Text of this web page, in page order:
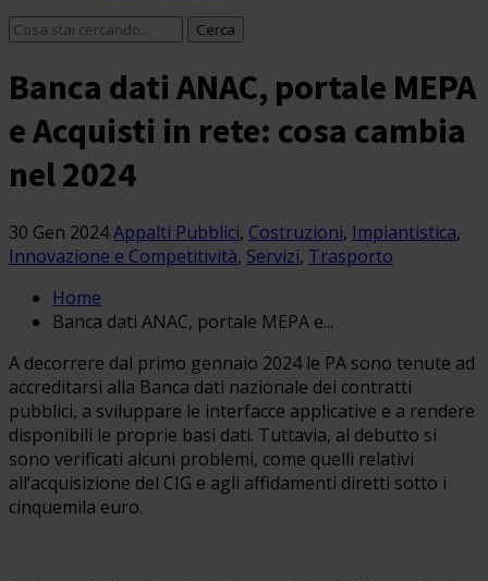
Banca dati ANAC, portale MEPA
e Acquisti in rete: cosa cambia
nel 2024
30 Gen 2024Appalti Pubblici, Costruzioni, Impiantistica,
Innovazione e Competitività, Servizi, Trasporto
Home
Banca dati ANAC, portale MEPA e...
A decorrere dal primo gennaio 2024 le PA sono tenute ad
accreditarsi alla Banca dati nazionale dei contratti
pubblici, a sviluppare le interfacce applicative e a rendere
disponibili le proprie basi dati. Tuttavia, al debutto si
sono verificati alcuni problemi, come quelli relativi
all’acquisizione del CIG e agli affidamenti diretti sotto i
cinquemila euro.